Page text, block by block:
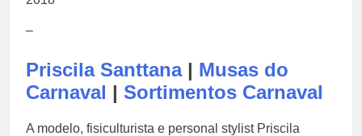
–
Priscila Santtana| Musas do
Carnaval | Sortimentos Carnaval
A modelo, fisiculturista e personal stylist Priscila